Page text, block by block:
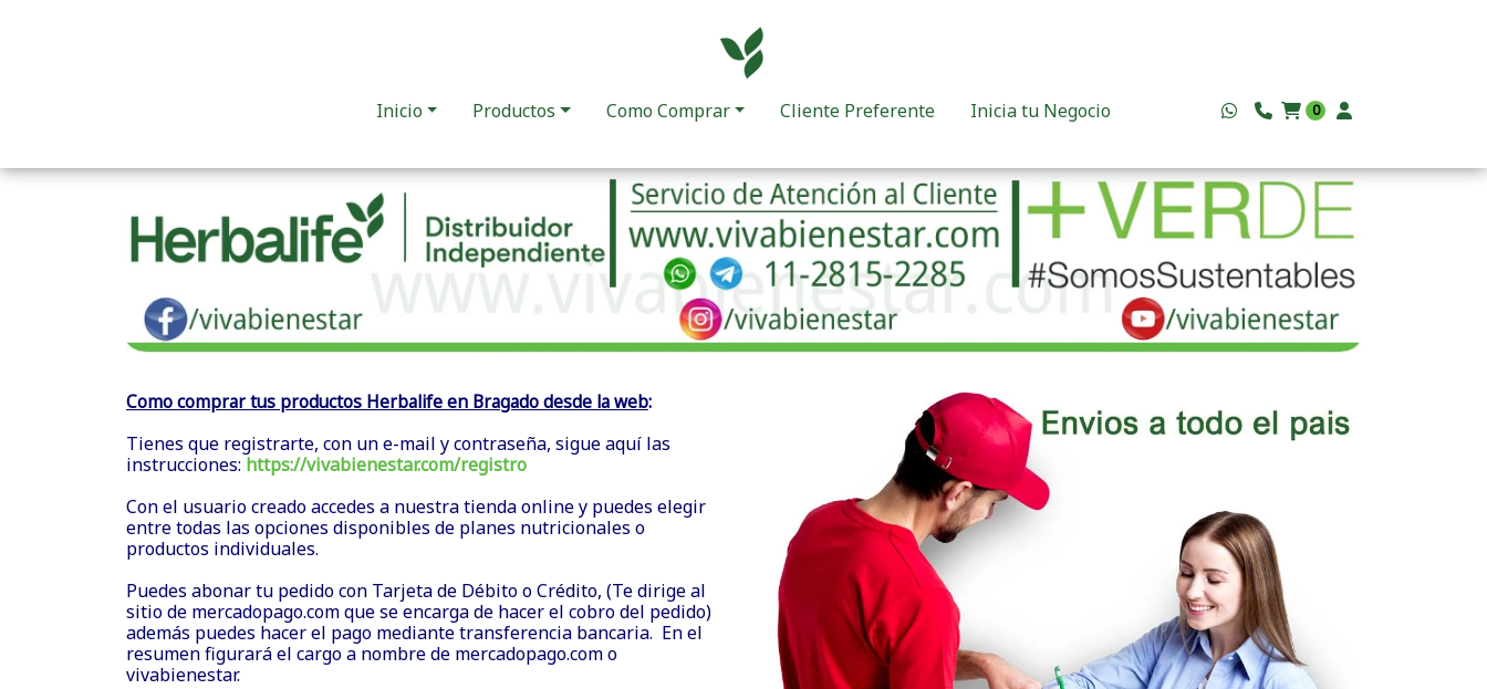
Inicio Productos Como Comprar Cliente Preferente Inicia tu Negocio 0
Como comprar tus productos Herbalife en Bragado desde la web:
Tienes que registrarte, con un e-mail y contraseña, sigue aquí las
instrucciones: https://vivabienestar.com/registro
Con el usuario creado accedes a nuestra tienda online y puedes elegir
entre todas las opciones disponibles de planes nutricionales o
productos individuales.
Puedes abonar tu pedido con Tarjeta de Débito o Crédito, (Te dirige al
sitio de mercadopago.com que se encarga de hacer el cobro del pedido)
además puedes hacer el pago mediante transferencia bancaria. En el
resumen figurará el cargo a nombre de mercadopago.com o
vivabienestar.